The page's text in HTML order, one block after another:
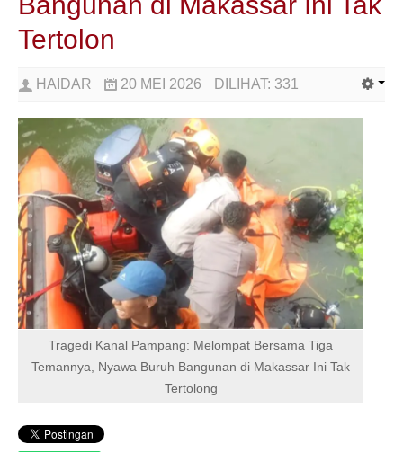
Tertolon
HAIDAR 20 MEI 2026 DILIHAT: 331
Tragedi Kanal Pampang: Melompat Bersama Tiga
Temannya, Nyawa Buruh Bangunan di Makassar Ini Tak
Tertolong